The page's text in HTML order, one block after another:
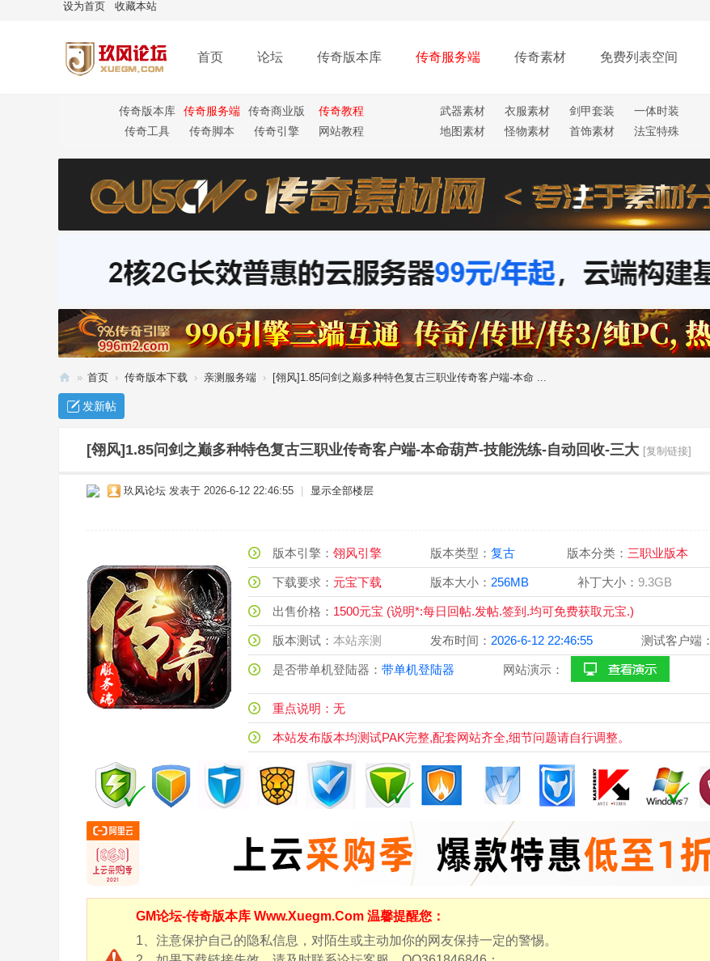
设为首页 收藏本站
首页 论坛 传奇版本库 传奇服务端 传奇素材 免费列表空间
传奇版本库 传奇服务端
传奇商业版
本
传奇教程
传奇工具
传奇脚本 传奇引擎 网站教程
武器素材 衣服素材 剑甲套装
一体时装
地图素材
怪物素材 首饰素材 法宝特殊
传
» 首页 › 传奇版本下载 › 亲测服务端 › [翎风]1.85问剑之巅多种特色复古三职业传奇客户端-本命 ...
发新帖
[翎风]1.85问剑之巅多种特色复古三职业传奇客户端-本命葫芦-技能洗练-自动回收-三大 [复制链接]
玖风论坛 发表于 2026-6-12 22:46:55 显示全部楼层
版本引擎： 翎风引擎 版本类型： 复古 版本分类： 三职业版本
下载要求： 元宝下载 版本大小： 256MB 补丁大小： 9.3GB
出售价格： 1500元宝 (说明*:每日回帖.发帖.签到.均可免费获取元宝.)
版本测试： 本站亲测 发布时间： 2026-6-12 22:46:55 测试客户端：
是否带单机登陆器： 带单机登陆器 网站演示：
重点说明：无
本站发布版本均测试PAK完整,配套网站齐全,细节问题请自行调整。
GM论坛-传奇版本库 Www.Xuegm.Com 温馨提醒您：
1、注意保护自己的隐私信息，对陌生或主动加你的网友保持一定的警惕。